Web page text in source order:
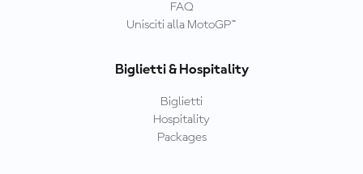
FAQ
Unisciti alla MotoGP™
Biglietti & Hospitality
Biglietti
Hospitality
Packages